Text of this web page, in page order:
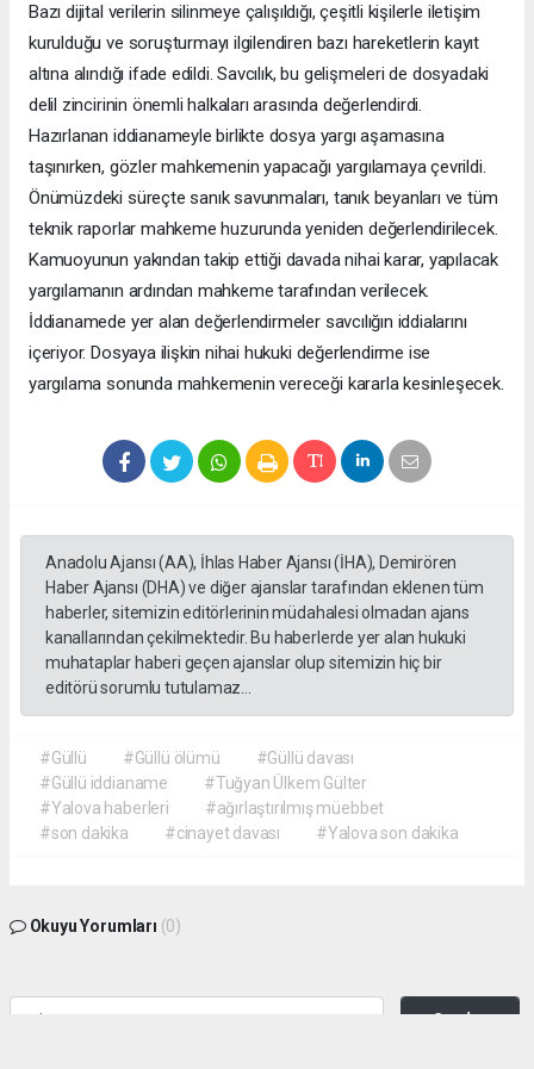
Bazı dijital verilerin silinmeye çalışıldığı, çeşitli kişilerle iletişim
kurulduğu ve soruşturmayı ilgilendiren bazı hareketlerin kayıt
altına alındığı ifade edildi. Savcılık, bu gelişmeleri de dosyadaki
delil zincirinin önemli halkaları arasında değerlendirdi.
Hazırlanan iddianameyle birlikte dosya yargı aşamasına
taşınırken, gözler mahkemenin yapacağı yargılamaya çevrildi.
Önümüzdeki süreçte sanık savunmaları, tanık beyanları ve tüm
teknik raporlar mahkeme huzurunda yeniden değerlendirilecek.
Kamuoyunun yakından takip ettiği davada nihai karar, yapılacak
yargılamanın ardından mahkeme tarafından verilecek.
İddianamede yer alan değerlendirmeler savcılığın iddialarını
içeriyor. Dosyaya ilişkin nihai hukuki değerlendirme ise
yargılama sonunda mahkemenin vereceği kararla kesinleşecek.
Anadolu Ajansı (AA), İhlas Haber Ajansı (İHA), Demirören
Haber Ajansı (DHA) ve diğer ajanslar tarafından eklenen tüm
haberler, sitemizin editörlerinin müdahalesi olmadan ajans
kanallarından çekilmektedir. Bu haberlerde yer alan hukuki
muhataplar haberi geçen ajanslar olup sitemizin hiç bir
editörü sorumlu tutulamaz...
#Güllü #Güllü ölümü
#Güllü davası
#Güllü iddianame
#Tuğyan Ülkem Gülter
#Yalova haberleri
#ağırlaştırılmış müebbet
#son dakika
#cinayet davası #Yalova son dakika
Okuyu Yorumları (0)
Gonder